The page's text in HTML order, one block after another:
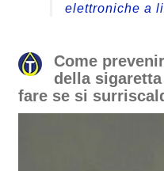
elettroniche a
Come
della
fare se si